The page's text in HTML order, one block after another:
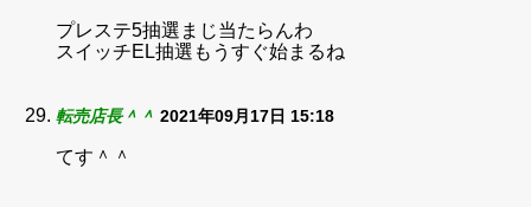
プレステ5抽選まじ当たらんわ
スイッチEL抽選もうすぐ始まるね
転売店長＾＾ 2021年09月17日 15:18
てす＾＾